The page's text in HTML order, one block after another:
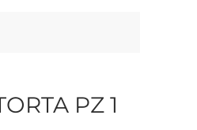
PZ 1